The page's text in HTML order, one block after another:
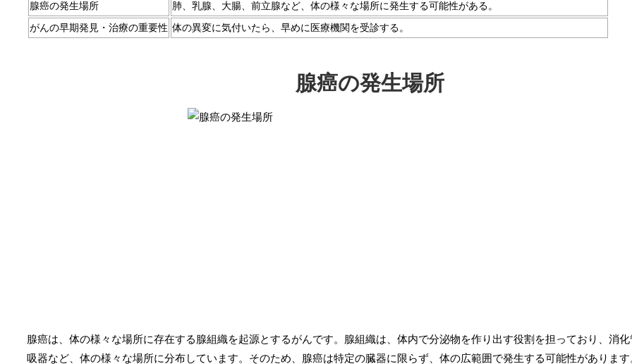
腺癌の発生場所 肺、乳腺、大腸、前立腺など、体の様々な場所に発生する可能性がある。
がんの早期発見・治療の重要性 体の異変に気付いたら、早めに医療機関を受診する。
腺癌の発生場所
腺癌は、体の様々な場所に存在する腺組織を起源とするがんです。腺組織は、体内で分泌物を作り出す役割を担っており、消
吸器など、体の様々な場所に分布しています。そのため、腺癌は特定の臓器に限らず、体の広範囲で発生する可能性があります